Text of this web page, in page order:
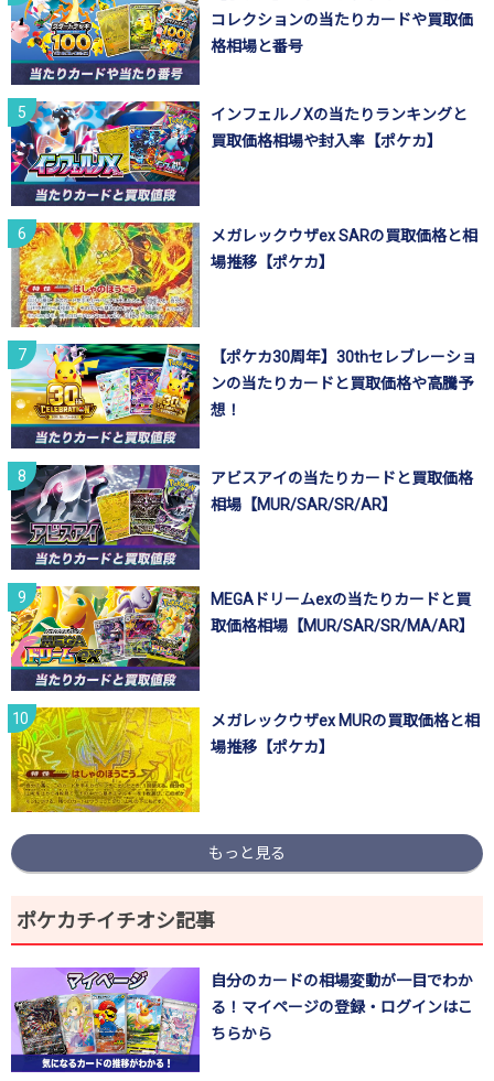
コレクションの当たりカードや買取価
格相場と番号
インフェルノXの当たりランキングと
買取価格相場や封入率【ポケカ】
メガレックウザex SARの買取価格と相
場推移【ポケカ】
【ポケカ30周年】30thセレブレーショ
ンの当たりカードと買取価格や高騰予
想！
アビスアイの当たりカードと買取価格
相場【MUR/SAR/SR/AR】
MEGAドリームexの当たりカードと買
取価格相場【MUR/SAR/SR/MA/AR】
メガレックウザex MURの買取価格と相
場推移【ポケカ】
もっと見る
ポケカチイチオシ記事
自分のカードの相場変動が一目でわか
る！マイページの登録・ログインはこ
ちらから